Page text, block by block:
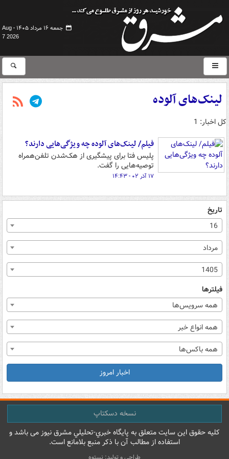
جمعه ۱۶ مرداد ۱۴۰۵ -
Aug
7 2026
لینک‌های آلوده
کل اخبار: 1
فیلم/ لینک‌های آلوده چه ویژگی‌هایی دارند؟
پلیس فتا برای پیشگیری از هک‌شدن تلفن‌همراه
توصیه‌هایی را گفت.
۱۷ آذر ۰۲ - ۱۴:۴۳
تاریخ
16
مرداد
1405
فیلترها
همه سرویس‌ها
همه انواع خبر
همه باکس‌ها
اخبار امروز
نسخه دسکتاپ
کليه حقوق اين سايت متعلق به پایگاه خبري-تحليلي مشرق نيوز می باشد و
استفاده از مطالب آن با ذکر منبع بلامانع است.
طراحی و تولید: نستوه